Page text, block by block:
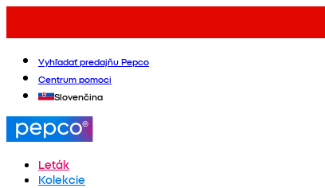
Vyhľadať predajňu Pepco
Centrum pomoci
Slovenčina
Leták
Kolekcie